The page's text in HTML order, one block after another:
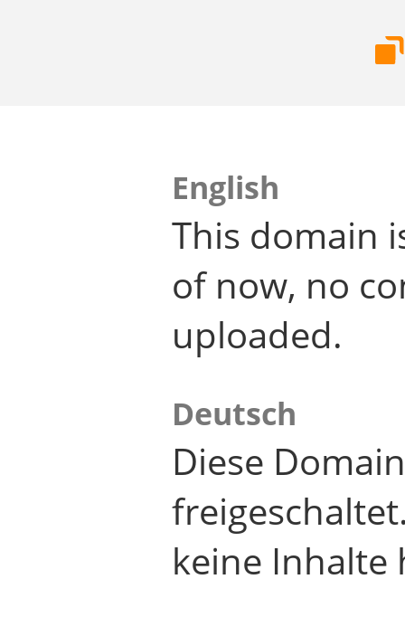
English
This domain
of now, no
uploaded.
Deutsch
Diese
keine Inhalte